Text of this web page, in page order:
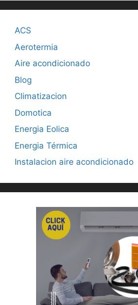
ACS
Aerotermia
Aire acondicionado
Blog
Climatizacion
Domotica
Energia Eolica
Energia Térmica
Instalacion aire acondicionado